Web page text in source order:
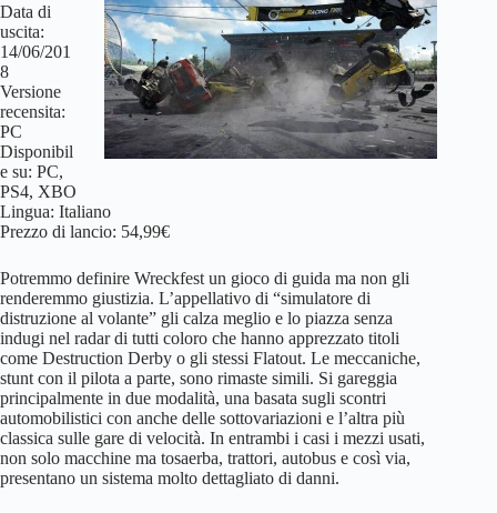
Data di
uscita:
14/06/201
8
Versione
recensita:
PC
Disponibil
e su: PC,
PS4, XBO
Lingua: Italiano
Prezzo di lancio: 54,99€
Potremmo definire Wreckfest un gioco di guida ma non gli
renderemmo giustizia. L’appellativo di “simulatore di
distruzione al volante” gli calza meglio e lo piazza senza
indugi nel radar di tutti coloro che hanno apprezzato titoli
come Destruction Derby o gli stessi Flatout. Le meccaniche,
stunt con il pilota a parte, sono rimaste simili. Si gareggia
principalmente in due modalità, una basata sugli scontri
automobilistici con anche delle sottovariazioni e l’altra più
classica sulle gare di velocità. In entrambi i casi i mezzi usati,
non solo macchine ma tosaerba, trattori, autobus e così via,
presentano un sistema molto dettagliato di danni.